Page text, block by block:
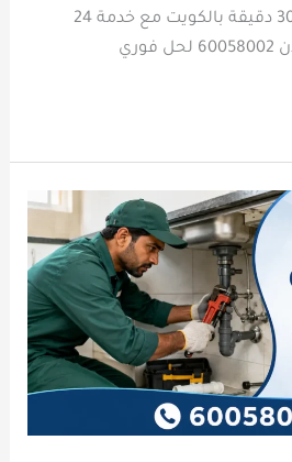
plumber00 يصل خلال 30 دقيقة بالكويت مع خدمة 24